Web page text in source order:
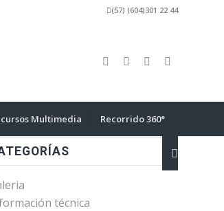
(57) (604)301 22 44
Multimedia Recorrido 360°
técnica